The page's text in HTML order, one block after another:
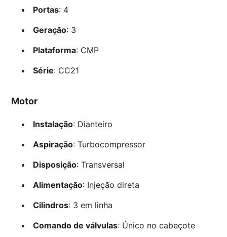
Portas: 4
Geração: 3
Plataforma: CMP
Série: CC21
Motor
Instalação: Dianteiro
Aspiração: Turbocompressor
Disposição: Transversal
Alimentação: Injeção direta
Cilindros: 3 em linha
Comando de válvulas: Único no cabeçote